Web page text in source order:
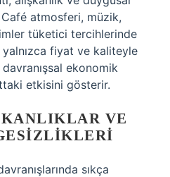
atmosferi, müzik,
tüketici tercihlerinde
fiyat ve kaliteyle
ekonomik
etkisini gösterir.
VE
sıkça